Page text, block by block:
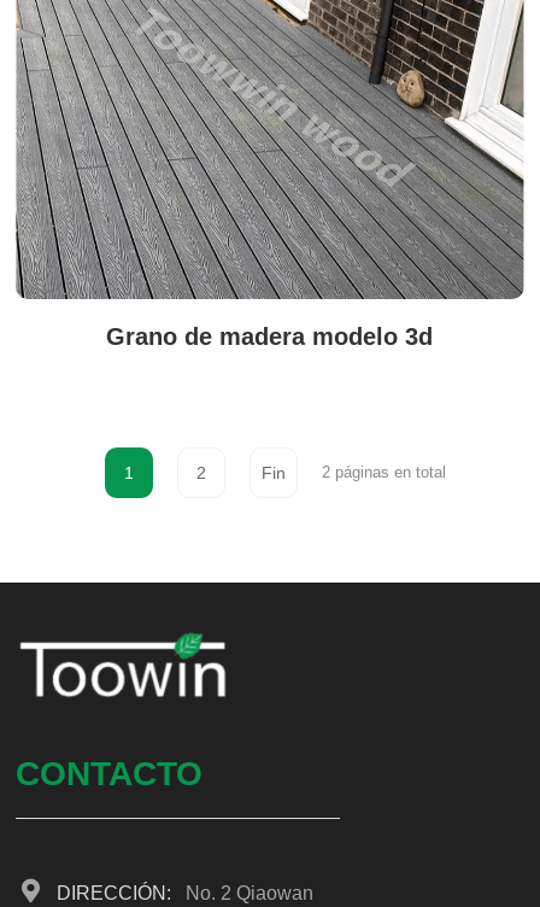
Grano de madera modelo 3d
1 2 Fin 2 páginas en total
CONTACTO
DIRECCIÓN:
No. 2 Qiaowan